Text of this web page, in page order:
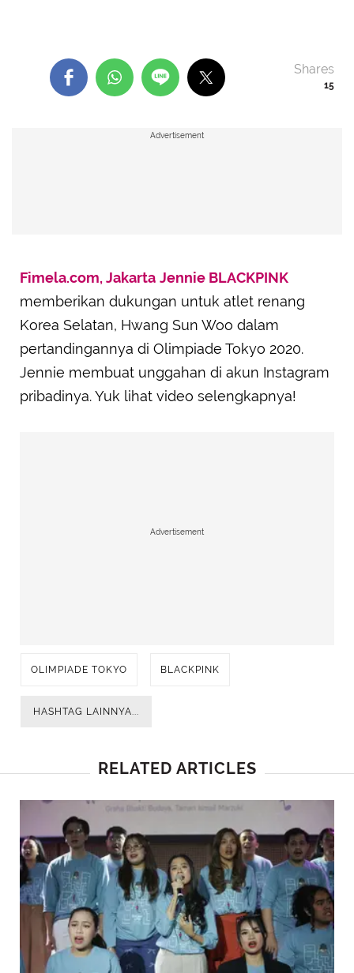
15
Shares
Advertisement
Fimela.com, Jakarta Jennie BLACKPINK
memberikan dukungan untuk atlet renang
Korea Selatan, Hwang Sun Woo dalam
pertandingannya di Olimpiade Tokyo 2020.
Jennie membuat unggahan di akun Instagram
pribadinya. Yuk lihat video selengkapnya!
Advertisement
OLIMPIADE TOKYO BLACKPINK
HASHTAG LAINNYA...
RELATED ARTICLES